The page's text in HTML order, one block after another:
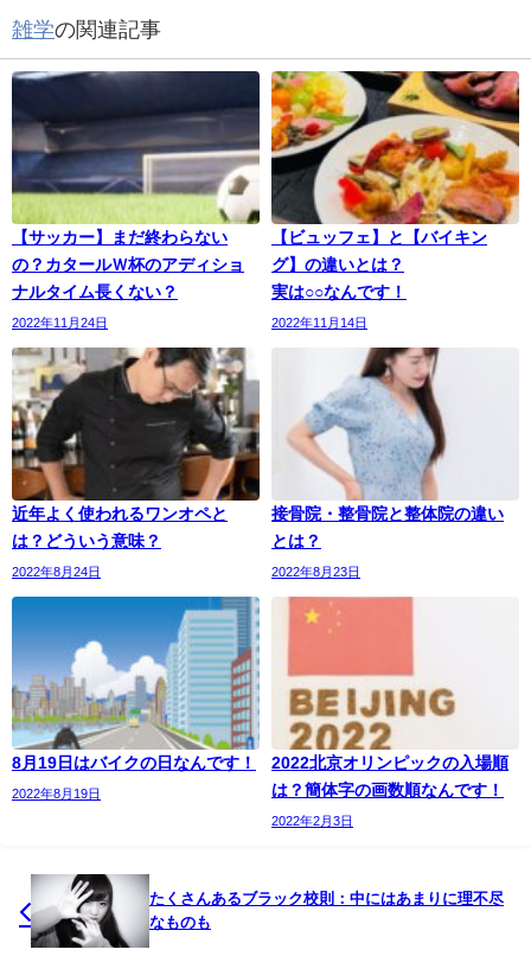
雑学の関連記事
【サッカー】まだ終わらない
の？カタールＷ杯のアディショ
ナルタイム長くない？
2022年11月24日
【ビュッフェ】と【バイキン
グ】の違いとは？
実は○○なんです！
2022年11月14日
近年よく使われるワンオペと
は？どういう意味？
2022年8月24日
接骨院・整骨院と整体院の違い
とは？
2022年8月23日
8月19日はバイクの日なんです！
2022年8月19日
2022北京オリンピックの入場順
は？簡体字の画数順なんです！
2022年2月3日
たくさんあるブラック校則：中にはあまりに理不尽
なものも